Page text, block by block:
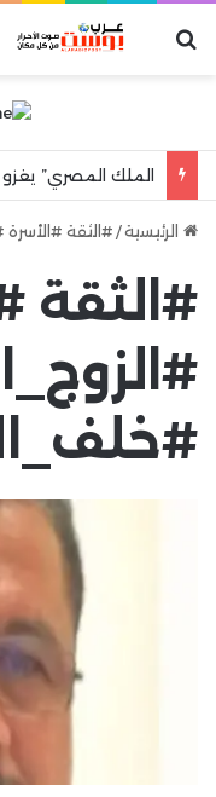
بحث عن
الرئيسية/ #الثقة
#الثقة